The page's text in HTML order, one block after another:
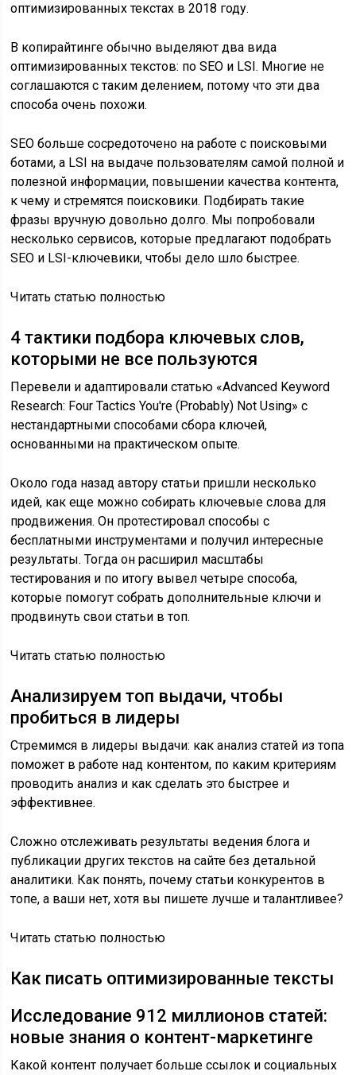
оптимизированных текстах в 2018 году.
В копирайтинге обычно выделяют два вида
оптимизированных текстов: по SEO и LSI. Многие не
соглашаются с таким делением, потому что эти два
способа очень похожи.
SEO больше сосредоточено на работе с поисковыми
ботами, а LSI на выдаче пользователям самой полной и
полезной информации, повышении качества контента,
к чему и стремятся поисковики. Подбирать такие
фразы вручную довольно долго. Мы попробовали
несколько сервисов, которые предлагают подобрать
SEO и LSI-ключевики, чтобы дело шло быстрее.
Читать статью полностью
4 тактики подбора ключевых слов,
которыми не все пользуются
Перевели и адаптировали статью «Advanced Keyword
Research: Four Tactics You're (Probably) Not Using» с
нестандартными способами сбора ключей,
основанными на практическом опыте.
Около года назад автору статьи пришли несколько
идей, как еще можно собирать ключевые слова для
продвижения. Он протестировал способы с
бесплатными инструментами и получил интересные
результаты. Тогда он расширил масштабы
тестирования и по итогу вывел четыре способа,
которые помогут собрать дополнительные ключи и
продвинуть свои статьи в топ.
Читать статью полностью
Анализируем топ выдачи, чтобы
пробиться в лидеры
Стремимся в лидеры выдачи: как анализ статей из топа
поможет в работе над контентом, по каким критериям
проводить анализ и как сделать это быстрее и
эффективнее.
Сложно отслеживать результаты ведения блога и
публикации других текстов на сайте без детальной
аналитики. Как понять, почему статьи конкурентов в
топе, а ваши нет, хотя вы пишете лучше и талантливее?
Читать статью полностью
Как писать оптимизированные тексты
Исследование 912 миллионов статей:
новые знания о контент-маркетинге
Какой контент получает больше ссылок и социальных